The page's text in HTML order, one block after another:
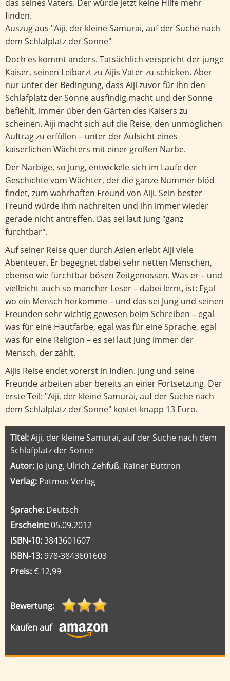
das seines Vaters. Der würde jetzt keine Hilfe mehr
finden.
Auszug aus "Aiji, der kleine Samurai, auf der Suche nach
dem Schlafplatz der Sonne"
Doch es kommt anders. Tatsächlich verspricht der junge
Kaiser, seinen Leibarzt zu Aijis Vater zu schicken. Aber
nur unter der Bedingung, dass Aiji zuvor für ihn den
Schlafplatz der Sonne ausfindig macht und der Sonne
befiehlt, immer über den Gärten des Kaisers zu
scheinen. Aiji macht sich auf die Reise, den unmöglichen
Auftrag zu erfüllen – unter der Aufsicht eines
kaiserlichen Wächters mit einer großen Narbe.
Der Narbige, so Jung, entwickele sich im Laufe der
Geschichte vom Wächter, der die ganze Nummer blöd
findet, zum wahrhaften Freund von Aiji. Sein bester
Freund würde ihm nachreiten und ihn immer wieder
gerade nicht antreffen. Das sei laut Jung "ganz
furchtbar".
Auf seiner Reise quer durch Asien erlebt Aiji viele
Abenteuer. Er begegnet dabei sehr netten Menschen,
ebenso wie furchtbar bösen Zeitgenossen. Was er – und
vielleicht auch so mancher Leser – dabei lernt, ist: Egal
wo ein Mensch herkomme – und das sei Jung und seinen
Freunden sehr wichtig gewesen beim Schreiben – egal
was für eine Hautfarbe, egal was für eine Sprache, egal
was für eine Religion – es sei laut Jung immer der
Mensch, der zählt.
Aijis Reise endet vorerst in Indien. Jung und seine
Freunde arbeiten aber bereits an einer Fortsetzung. Der
erste Teil: "Aiji, der kleine Samurai, auf der Suche nach
dem Schlafplatz der Sonne" kostet knapp 13 Euro.
Titel:Aiji, der kleine Samurai, auf der Suche nach dem
Schlafplatz der Sonne
Autor: Jo Jung, Ulrich Zehfuß, Rainer Buttron
Verlag: Patmos Verlag
Sprache: Deutsch
Erscheint:05.09.2012
ISBN-10:3843601607
ISBN-13: 978-3843601603
Preis:€ 12,99
Bewertung:
Kaufen auf